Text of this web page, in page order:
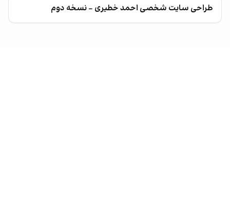
طراحی سایت شخصی احمد خطیری – نسخه دوم